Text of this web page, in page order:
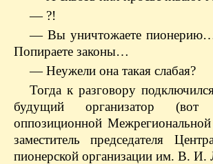
— ?!
— Вы уничтожаете
Попираете законы…
— Неужели она такая слабая?
Тогда к разговору
будущий организатор
оппозиционной
заместитель председателя
пионерской организации им. В. И.